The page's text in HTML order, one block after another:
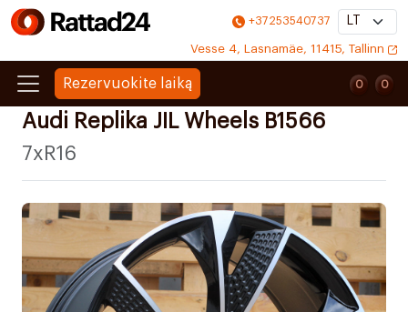
+37253540737
Vesse 4, Lasnamäe, 11415, Tallinn
Rezervuokite laiką 0 0
0 0
Audi Replika JIL Wheels B1566
7xR16